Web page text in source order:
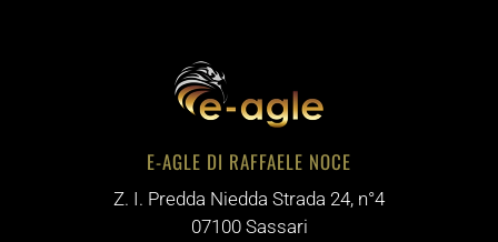
E-AGLE DI RAFFAELE NOCE
Z. I. Predda Niedda Strada 24, n°4
07100 Sassari